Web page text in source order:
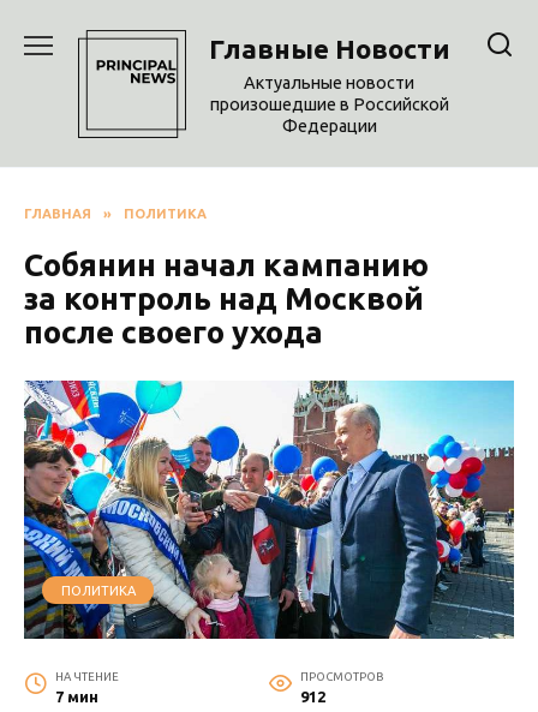
содержанию
Главные Новости
Актуальные новости
произошедшие в Российской
Федерации
ГЛАВНАЯ » ПОЛИТИКА
Собянин начал кампанию
за контроль над Москвой
после своего ухода
ПОЛИТИКА
НА ЧТЕНИЕ
7 мин
ПРОСМОТРОВ
912